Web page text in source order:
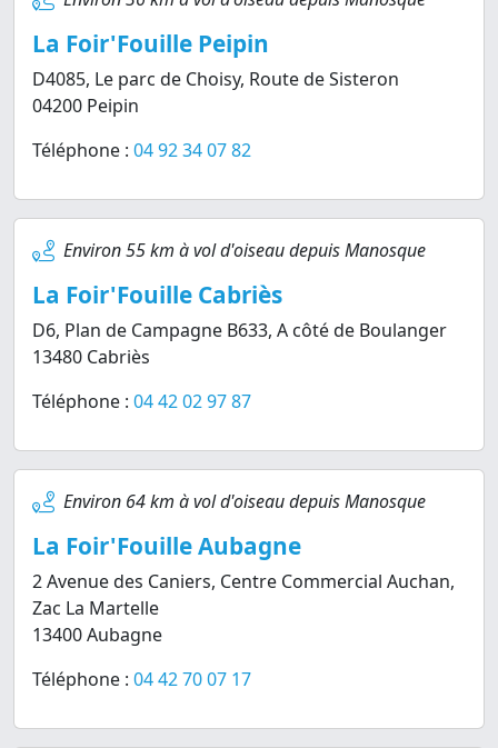
La Foir'Fouille Peipin
D4085, Le parc de Choisy, Route de Sisteron
04200 Peipin
Téléphone : 04 92 34 07 82
Environ 55 km à vol d'oiseau depuis Manosque
La Foir'Fouille Cabriès
D6, Plan de Campagne B633, A côté de Boulanger
13480 Cabriès
Téléphone : 04 42 02 97 87
Environ 64 km à vol d'oiseau depuis Manosque
La Foir'Fouille Aubagne
2 Avenue des Caniers, Centre Commercial Auchan,
Zac La Martelle
13400 Aubagne
Téléphone : 04 42 70 07 17